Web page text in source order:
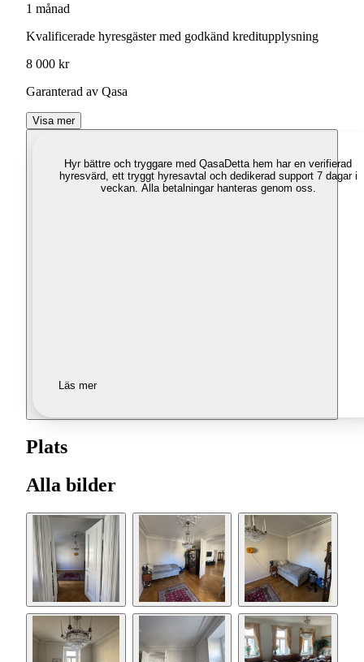
1 månad
Kvalificerade hyresgäster med godkänd kreditupplysning
8 000 kr
Garanterad av Qasa
Visa mer
Hyr bättre och tryggare med QasaDetta hem har en verifierad
hyresvärd, ett tryggt hyresavtal och dedikerad support 7 dagar i
veckan. Alla betalningar hanteras genom oss.
Läs mer
Plats
Alla bilder